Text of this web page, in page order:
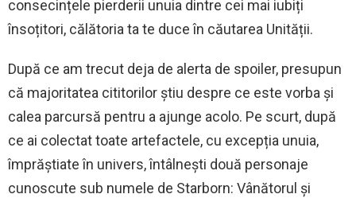
consecințele pierderii unuia dintre cei mai iubiți
însoțitori, călătoria ta te duce în căutarea Unității.
După ce am trecut deja de alerta de spoiler, presupun
că majoritatea cititorilor știu despre ce este vorba și
calea parcursă pentru a ajunge acolo. Pe scurt, după
ce ai colectat toate artefactele, cu excepția unuia,
împrăștiate în univers, întâlnești două personaje
cunoscute sub numele de Starborn: Vânătorul și